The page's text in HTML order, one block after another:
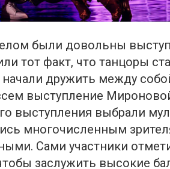
были довольны
тот факт, что танцоры
дружить между
выступление
выступления выбрали
многочисленным
Сами участники
заслужить высокие